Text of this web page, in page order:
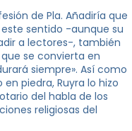
de Pla. Añadiría que
sentido -aunque su
a lectores-, también
se convierta en
siempre». Así como
piedra, Ruyra lo hizo
del habla de los
religiosas del